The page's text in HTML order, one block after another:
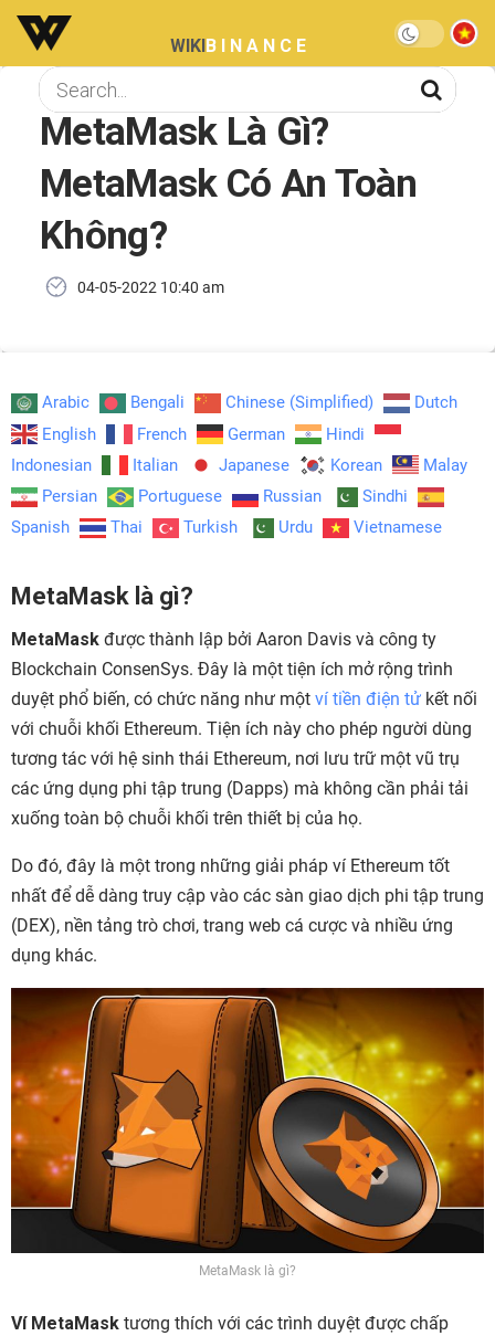
WIKIBINANCE
MetaMask Là Gì?
MetaMask Có An Toàn
Không?
04-05-2022 10:40 am
Arabic Bengali Chinese (Simplified)
Dutch
English
French German
Hindi
Indonesian
Italian Japanese Korean
Malay
Persian
Portuguese Russian
Sindhi
Spanish
Thai Turkish Urdu Vietnamese
MetaMask là gì?
MetaMask được thành lập bởi Aaron Davis và công ty
Blockchain ConsenSys. Đây là một tiện ích mở rộng trình
duyệt phổ biến, có chức năng như một ví tiền điện tử kết nối
với chuỗi khối Ethereum. Tiện ích này cho phép người dùng
tương tác với hệ sinh thái Ethereum, nơi lưu trữ một vũ trụ
các ứng dụng phi tập trung (Dapps) mà không cần phải tải
xuống toàn bộ chuỗi khối trên thiết bị của họ.
Do đó, đây là một trong những giải pháp ví Ethereum tốt
nhất để dễ dàng truy cập vào các sàn giao dịch phi tập trung
(DEX), nền tảng trò chơi, trang web cá cược và nhiều ứng
dụng khác.
MetaMask là gì?
Ví MetaMask tương thích với các trình duyệt được chấp